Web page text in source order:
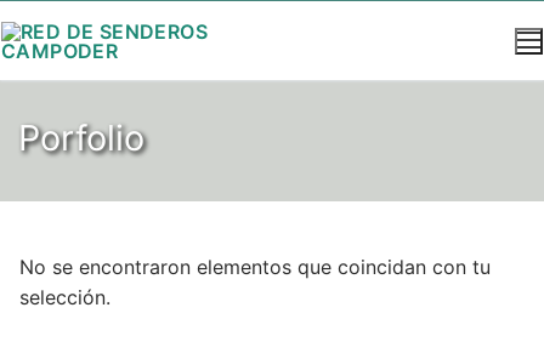
Porfolio
No se encontraron elementos que coincidan con tu
selección.